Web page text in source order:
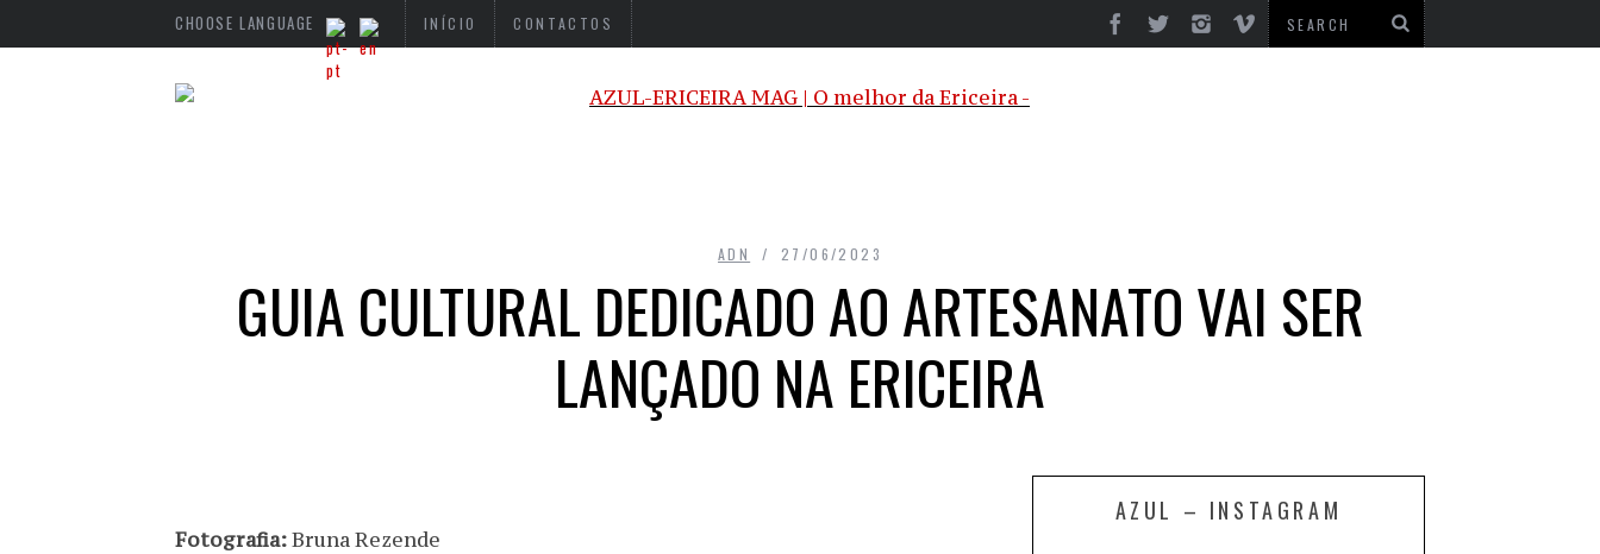
CHOOSE LANGUAGE INÍCIO CONTACTOS
ADN 27/06/2023
GUIA CULTURAL DEDICADO AO ARTESANATO VAI SER
LANÇADO NA ERICEIRA
Fotografia:Bruna Rezende
AZUL – INSTAGRAM